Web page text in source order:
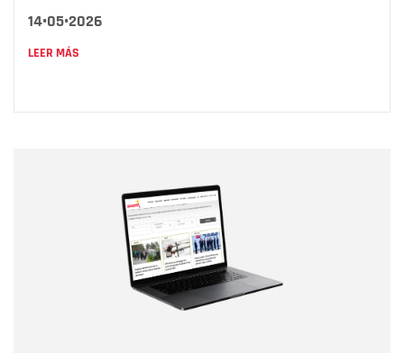
14•05•2026
LEER MÁS
Correo electrónico
Tipo de comentario